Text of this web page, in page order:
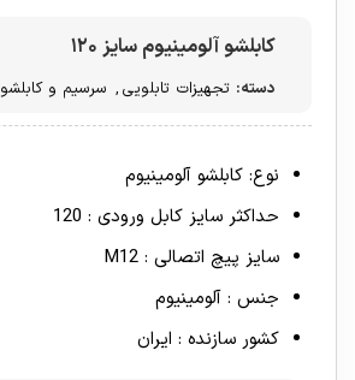
کابلشو آلومینیوم سایز ۱۲۰
دسته: تجهیزات تابلویی , سرسیم و کابلشو
نوع: کابلشو آلومینیوم
حداکثر سایز کابل ورودی : 120
سایز پیچ اتصالی : M12
جنس : آلومینیوم
کشور سازنده : ایران